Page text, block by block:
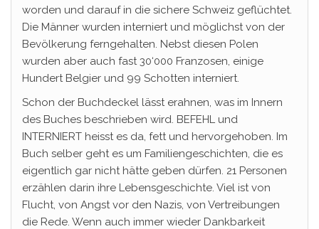
worden und darauf in die sichere Schweiz geflüchtet.
Die Männer wurden interniert und möglichst von der
Bevölkerung ferngehalten. Nebst diesen Polen
wurden aber auch fast 30‘000 Franzosen, einige
Hundert Belgier und 99 Schotten interniert.
Schon der Buchdeckel lässt erahnen, was im Innern
des Buches beschrieben wird. BEFEHL und
INTERNIERT heisst es da, fett und hervorgehoben. Im
Buch selber geht es um Familiengeschichten, die es
eigentlich gar nicht hätte geben dürfen. 21 Personen
erzählen darin ihre Lebensgeschichte. Viel ist von
Flucht, von Angst vor den Nazis, von Vertreibungen
die Rede. Wenn auch immer wieder Dankbarkeit